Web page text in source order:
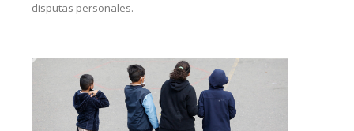
disputas personales.